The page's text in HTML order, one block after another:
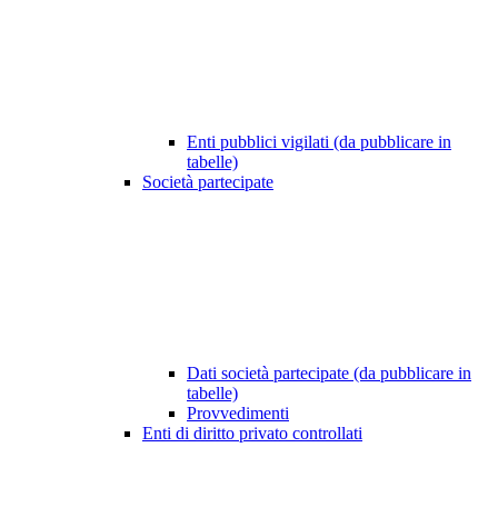
Enti pubblici vigilati (da pubblicare in
tabelle)
Società partecipate
Dati società partecipate (da pubblicare in
tabelle)
Provvedimenti
Enti di diritto privato controllati